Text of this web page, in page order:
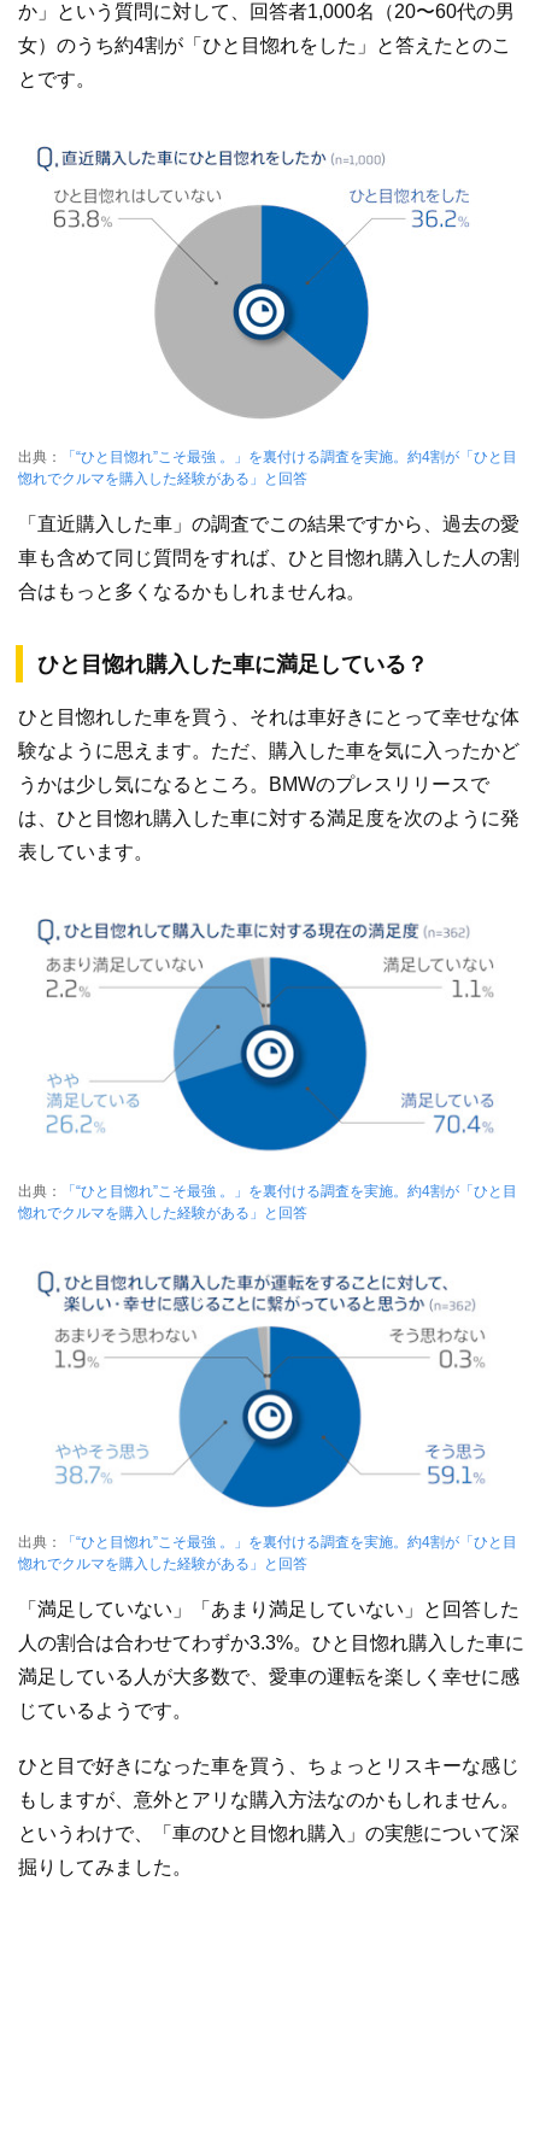
か」という質問に対して、回答者1,000名（20〜60代の男
女）のうち約4割が「ひと目惚れをした」と答えたとのこ
とです。
出典：
「“ひと目惚れ”こそ最強 。」を裏付ける調査を実施。約4割が「ひと目
惚れでクルマを購入した経験がある」と回答
「直近購入した車」の調査でこの結果ですから、過去の愛
車も含めて同じ質問をすれば、ひと目惚れ購入した人の割
合はもっと多くなるかもしれませんね。
ひと目惚れ購入した車に満足している？
ひと目惚れした車を買う、それは車好きにとって幸せな体
験なように思えます。ただ、購入した車を気に入ったかど
うかは少し気になるところ。BMWのプレスリリースで
は、ひと目惚れ購入した車に対する満足度を次のように発
表しています。
出典：
「“ひと目惚れ”こそ最強 。」を裏付ける調査を実施。約4割が「ひと目
惚れでクルマを購入した経験がある」と回答
出典：
「“ひと目惚れ”こそ最強 。」を裏付ける調査を実施。約4割が「ひと目
惚れでクルマを購入した経験がある」と回答
「満足していない」「あまり満足していない」と回答した
人の割合は合わせてわずか3.3%。ひと目惚れ購入した車に
満足している人が大多数で、愛車の運転を楽しく幸せに感
じているようです。
ひと目で好きになった車を買う、ちょっとリスキーな感じ
もしますが、意外とアリな購入方法なのかもしれません。
というわけで、「車のひと目惚れ購入」の実態について深
掘りしてみました。